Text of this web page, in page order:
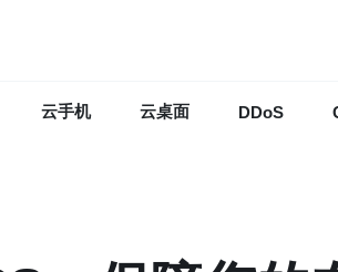
云手机 云桌面 DDoS